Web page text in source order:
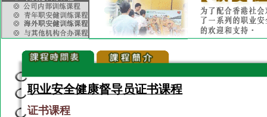
职业安全健康督导员证书课程
证书课程